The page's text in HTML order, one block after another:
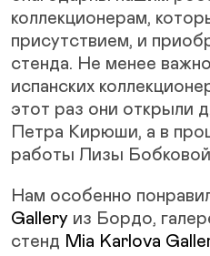
коллекционерам,
присутствием, и
стенда. Не менее
испанских
этот раз они открыли
Петра Кирюши, а в
работы Лизы
Нам особенно
Gallery из Бордо,
стенд Mia Karlova